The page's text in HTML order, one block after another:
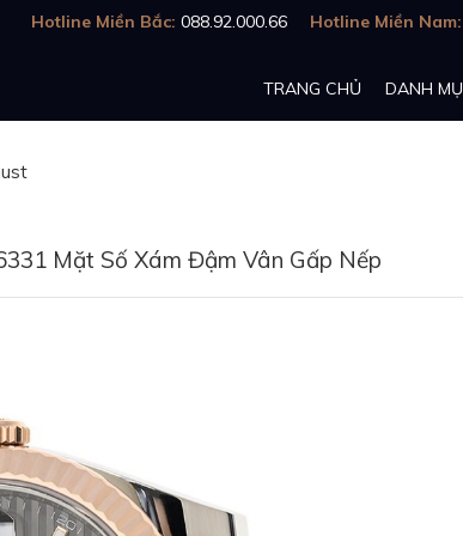
Hotline Miền Bắc: 088.92.000.66 Hotline Miền Nam:
TRANG CHỦ DANH
Mặt Số Xám Đậm Vân Gấp Nếp